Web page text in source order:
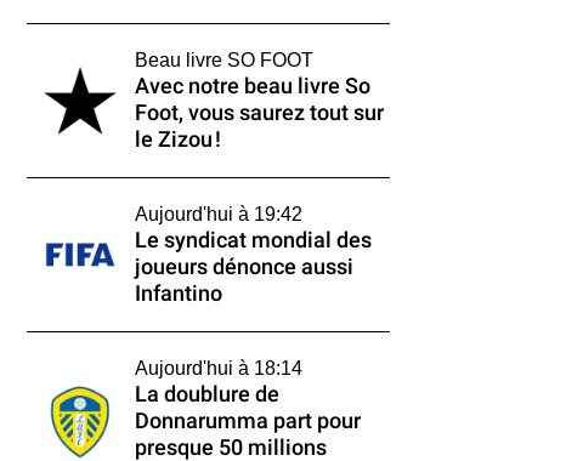
Beau livre SO FOOT
Avec notre beau livre So
Foot, vous saurez tout sur
le Zizou !
Aujourd'hui à 19:42
Le syndicat mondial des
joueurs dénonce aussi
Infantino
Aujourd'hui à 18:14
La doublure de
Donnarumma part pour
presque 50 millions